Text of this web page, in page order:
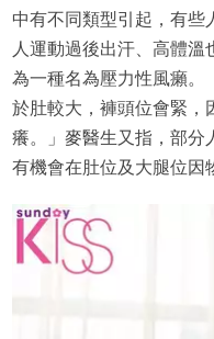
中有不同類型引起，有些
人運動過後出汗、高體
為一種名為壓力性風癩。
於肚較大，褲頭位會緊，
癢。」麥醫生又指，部分
有機會在肚位及大腿位因